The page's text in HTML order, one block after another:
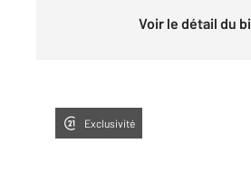
Voir le détail du
Exclusivité